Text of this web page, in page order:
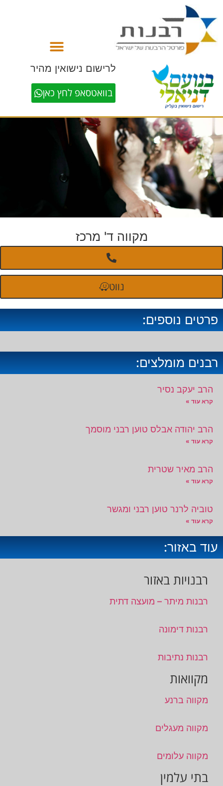
לרישום נישואין מהיר
בוואטסאפ לחץ כאן
מקווה ד' מרכז
נווט
פרטים נוספים:
רבנים מומלצים:
הרב יעקב נסיר
קרא עוד »
הרב יהודה אבלס טוען רבני מוסמך
קרא עוד »
הרב מאיר שטרית
קרא עוד »
טוביה לרנר טוען רבני ומגשר
קרא עוד »
עוד באזור:
רבנויות באזור
רבנות מיתר – מועצה דתית
רבנות דימונה
רבנות נתיבות
מקוואות
מקווה ברנע
מקווה מעגלים
מקווה עלומים
בתי עלמין